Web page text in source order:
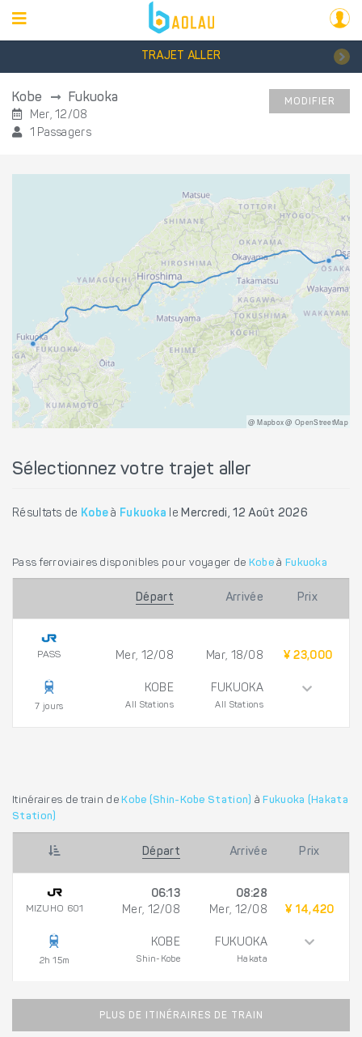
TRAJET ALLER
Kobe Fukuoka
Mer, 12/08
1 Passagers
MODIFIER
@ Mapbox @ OpenStreetMap
Sélectionnez votre trajet aller
Résultats de Kobe à Fukuoka le Mercredi, 12 Août 2026
Pass ferroviaires disponibles pour voyager de Kobe à Fukuoka
Départ Arrivée Prix
PASS
7 jours
Mer, 12/08
KOBE
All Stations
Mar, 18/08
FUKUOKA
All Stations
¥ 23,000
Itinéraires de train de Kobe (Shin-Kobe Station) à Fukuoka (Hakata
Station)
Départ Arrivée Prix
MIZUHO 601
2h 15m
06:13
Mer, 12/08
KOBE
Shin-Kobe
08:28
Mer, 12/08
FUKUOKA
Hakata
¥ 14,420
PLUS DE ITINÉRAIRES DE TRAIN